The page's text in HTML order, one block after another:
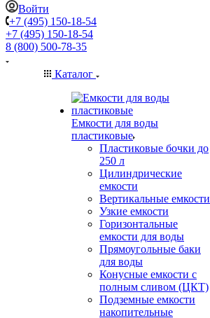
Войти
+7 (495) 150-18-54
+7 (495) 150-18-54
8 (800) 500-78-35
Каталог
Емкости для воды
пластиковые
Пластиковые бочки до
250 л
Цилиндрические
емкости
Вертикальные емкости
Узкие емкости
Горизонтальные
емкости для воды
Прямоугольные баки
для воды
Конусные емкости с
полным сливом (ЦКТ)
Подземные емкости
накопительные